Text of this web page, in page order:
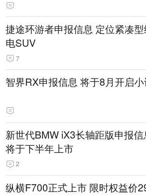
捷途环游者申报信息 定位紧凑
电SUV
7
智界RX申报信息 将于8月开启
新世代BMW iX3长轴距版申报信
将于下半年上市
2
纵横F700正式上市 限时权益价